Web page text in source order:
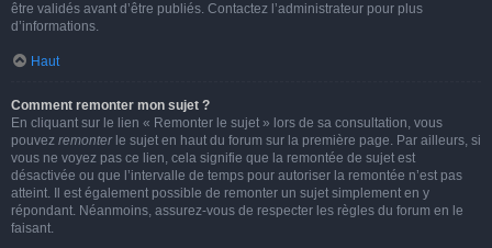
être validés avant d’être publiés. Contactez l’administrateur pour plus
d’informations.
Haut
Comment remonter mon sujet ?
En cliquant sur le lien « Remonter le sujet » lors de sa consultation, vous
pouvez remonterle sujet en haut du forum sur la première page. Par ailleurs, si
vous ne voyez pas ce lien, cela signifie que la remontée de sujet est
désactivée ou que l’intervalle de temps pour autoriser la remontée n’est pas
atteint. Il est également possible de remonter un sujet simplement en y
répondant. Néanmoins, assurez-vous de respecter les règles du forum en le
faisant.